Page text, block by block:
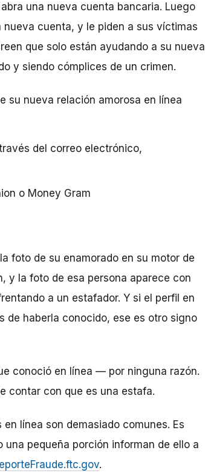
una nueva cuenta bancaria. Luego
nueva cuenta, y le piden a sus víctimas
que solo están ayudando a su nueva
y siendo cómplices de un crimen.
su nueva relación amorosa en línea
del correo electrónico,
o Money Gram
foto de su enamorado en su motor de
y la foto de esa persona aparece con
a un estafador. Y si el perfil en
de haberla conocido, ese es otro signo
conoció en línea — por ninguna razón.
contar con que es una estafa.
línea son demasiado comunes. Es
pequeña porción informan de ello a
.